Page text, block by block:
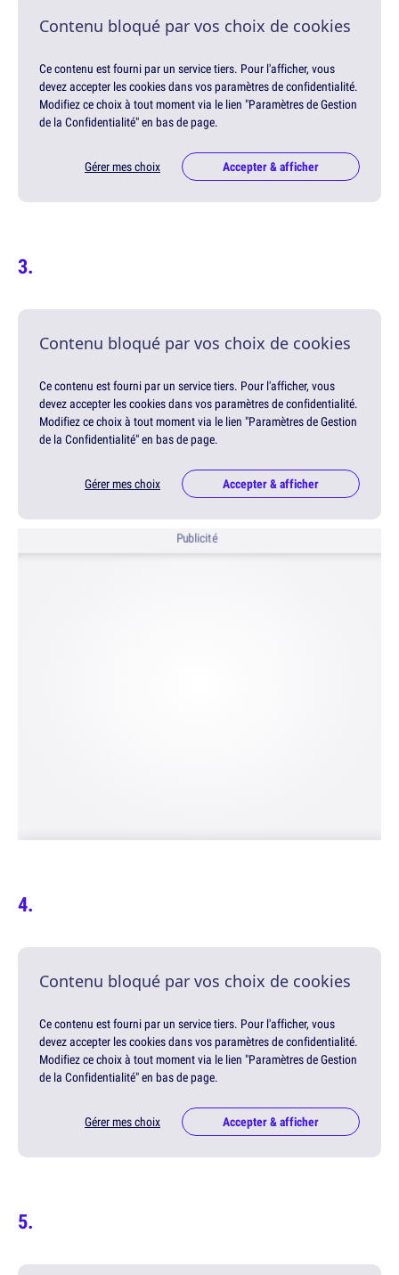
Contenu bloqué par vos choix de cookies
Ce contenu est fourni par un service tiers. Pour l'afficher, vous
devez accepter les cookies dans vos paramètres de confidentialité.
Modifiez ce choix à tout moment via le lien "Paramètres de Gestion
de la Confidentialité" en bas de page.
Gérer mes choix Accepter & afficher
Contenu bloqué par vos choix de cookies
Ce contenu est fourni par un service tiers. Pour l'afficher, vous
devez accepter les cookies dans vos paramètres de confidentialité.
Modifiez ce choix à tout moment via le lien "Paramètres de Gestion
de la Confidentialité" en bas de page.
Gérer mes choix Accepter & afficher
Publicité
Contenu bloqué par vos choix de cookies
Ce contenu est fourni par un service tiers. Pour l'afficher, vous
devez accepter les cookies dans vos paramètres de confidentialité.
Modifiez ce choix à tout moment via le lien "Paramètres de Gestion
de la Confidentialité" en bas de page.
Gérer mes choix Accepter & afficher